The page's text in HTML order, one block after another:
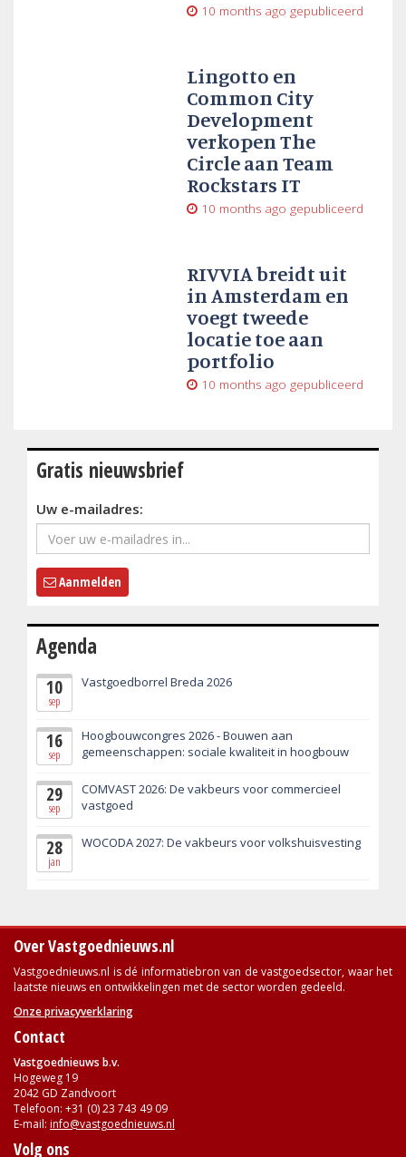
10 months ago gepubliceerd
Lingotto en
Common City
Development
verkopen The
Circle aan Team
Rockstars IT
10 months ago gepubliceerd
RIVVIA breidt uit
in Amsterdam en
voegt tweede
locatie toe aan
portfolio
10 months ago gepubliceerd
Gratis nieuwsbrief
Uw e-mailadres:
Aanmelden
Agenda
10
sep
Vastgoedborrel Breda 2026
16
sep
Hoogbouwcongres 2026 - Bouwen aan
gemeenschappen: sociale kwaliteit in hoogbouw
29
sep
COMVAST 2026: De vakbeurs voor commercieel
vastgoed
28
jan
WOCODA 2027: De vakbeurs voor volkshuisvesting
Over Vastgoednieuws.nl
Vastgoednieuws.nl is dé informatiebron van de vastgoedsector, waar het
laatste nieuws en ontwikkelingen met de sector worden gedeeld.
Onze privacyverklaring
Contact
Vastgoednieuws b.v.
Hogeweg 19
2042 GD Zandvoort
Telefoon: +31 (0) 23 743 49 09
E-mail: info@vastgoednieuws.nl
Volg ons